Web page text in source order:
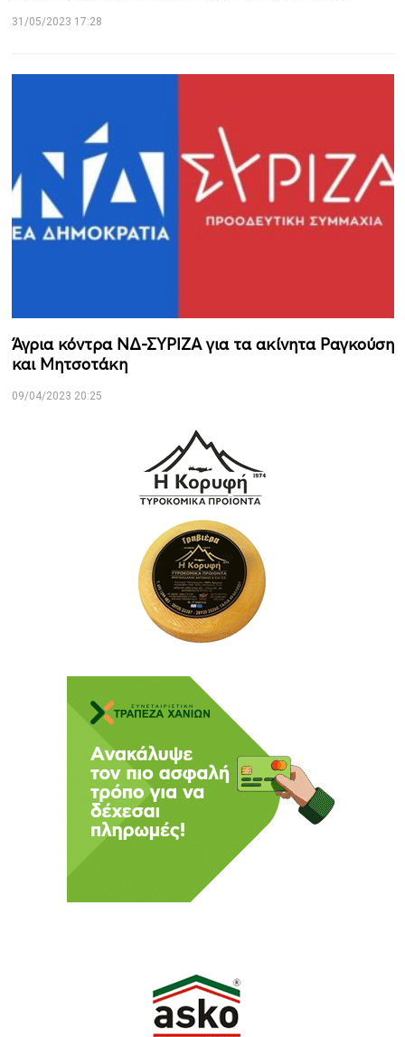
31/05/2023 17:28
Άγρια κόντρα ΝΔ-ΣΥΡΙΖΑ για τα ακίνητα Ραγκούση
και Μητσοτάκη
09/04/2023 20:25